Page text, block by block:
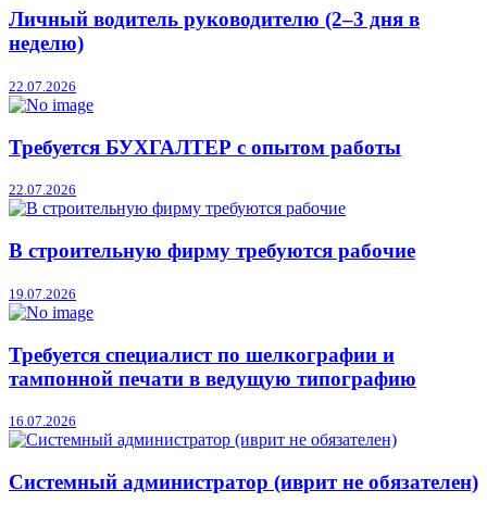
Личный водитель руководителю (2–3 дня в
неделю)
22.07.2026
Требуется БУХГАЛТЕР с опытом работы
22.07.2026
В строительную фирму требуются рабочие
19.07.2026
Требуется специалист по шелкографии и
тампонной печати в ведущую типографию
16.07.2026
Системный администратор (иврит не обязателен)